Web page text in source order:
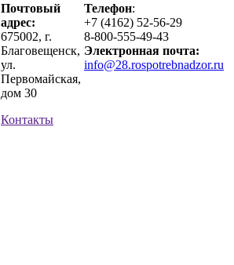
Почтовый
адрес:
675002, г.
Благовещенск,
ул.
Первомайская,
дом 30
Контакты
Телефон:
+7 (4162) 52-56-29
8-800-555-49-43
Электронная почта:
info@28.rospotrebnadzor.ru